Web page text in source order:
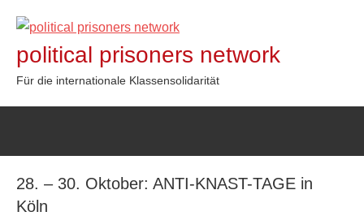
Inhalt
springen
political prisoners network
Für die internationale Klassensolidarität
28. – 30. Oktober: ANTI-KNAST-TAGE in
Köln